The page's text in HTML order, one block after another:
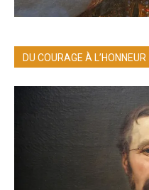
DU COURAGE À L’HONNEUR